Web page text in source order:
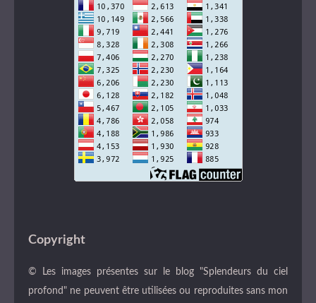
Copyright
© Les images présentes sur le blog "Splendeurs du ciel
profond" ne peuvent être utilisées ou reproduites sans mon